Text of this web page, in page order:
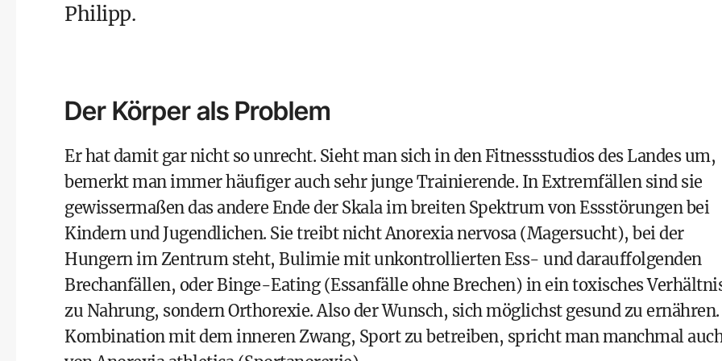
Philipp.
Der Körper als Problem
Er hat damit gar nicht so unrecht. Sieht man sich in den Fitnessstudios des Landes um,
bemerkt man immer häufiger auch sehr junge Trainierende. In Extremfällen sind sie
gewissermaßen das andere Ende der Skala im breiten Spektrum von Essstörungen bei
Kindern und Jugendlichen. Sie treibt nicht Anorexia nervosa (Magersucht), bei der
Hungern im Zentrum steht, Bulimie mit unkontrollierten Ess- und darauffolgenden
Brechanfällen, oder Binge-Eating (Essanfälle ohne Brechen) in ein toxisches
zu Nahrung, sondern Orthorexie. Also der Wunsch, sich möglichst gesund zu
Kombination mit dem inneren Zwang, Sport zu betreiben, spricht man manchmal